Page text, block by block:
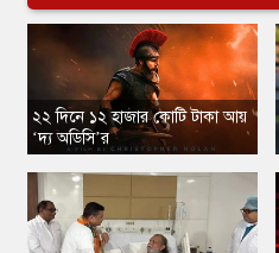
​২২ দিনে ১২ হাজার কোটি টাকা আয়
‘দ্য অডিসি’র